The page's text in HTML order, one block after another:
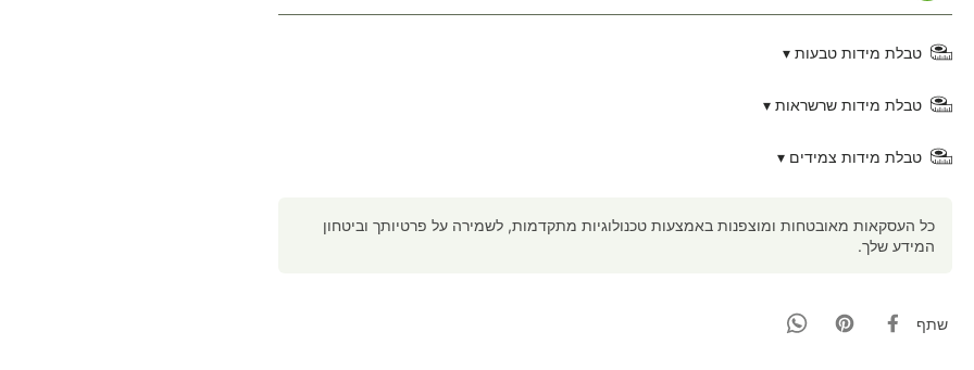
טבלת מידות טבעות ▾
טבלת מידות שרשראות ▾
טבלת מידות צמידים ▾
כל העסקאות מאובטחות ומוצפנות באמצעות טכנולוגיות מתקדמות, לשמירה על פרטיותך וביטחון
המידע שלך.
שתף